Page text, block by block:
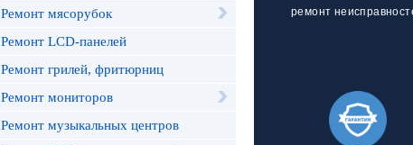
Ремонт мясорубок
Ремонт LCD-панелей
Ремонт грилей, фритюрниц
Ремонт мониторов
Ремонт музыкальных центров
ремонт